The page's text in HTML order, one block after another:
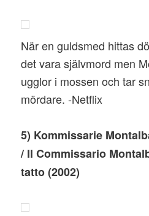
När en guldsmed hittas
det vara självmord men
ugglor i mossen och tar
mördare. -Netflix
5) Kommissarie
/ Il Commissario
tatto (2002)